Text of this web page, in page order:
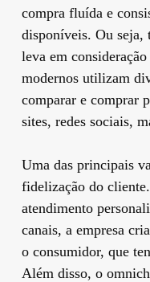
compra fluída e
disponíveis. Ou seja,
leva em
modernos utilizam
comparar e comprar
sites, redes sociais,
Uma das principais
fidelização do
atendimento
canais, a empresa
o consumidor, que
Além disso, o